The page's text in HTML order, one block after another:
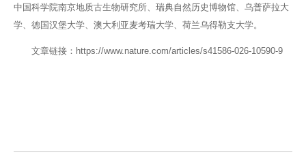
中国科学院南京地质古生物研究所、瑞典自然历史博物馆、乌普萨拉大
学、德国汉堡大学、澳大利亚麦考瑞大学、荷兰乌得勒支大学。
文章链接：https://www.nature.com/articles/s41586-026-10590-9